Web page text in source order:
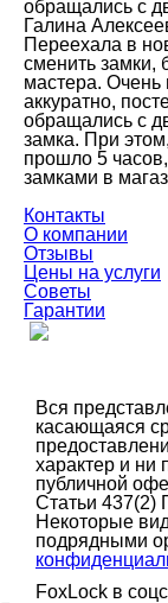
обращались с
Галина
Переехала в
сменить замки,
мастера. Очень
аккуратно,
обращались с
замка. При
прошло 5
замками в
Контакты
О компании
Отзывы
Цены на услуги
Советы
Гарантии
Вся
касающаяся
характер и ни
публичной
Статьи 437(2)
Некоторые
подрядными
FoxLock в